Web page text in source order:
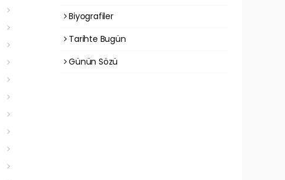
Biyografiler
Tarihte Bugün
Günün Sözü